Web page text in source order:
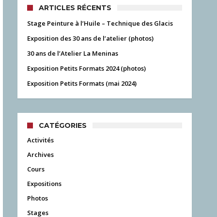
ARTICLES RÉCENTS
Stage Peinture à l’Huile – Technique des Glacis
Exposition des 30 ans de l’atelier (photos)
30 ans de l’Atelier La Meninas
Exposition Petits Formats 2024 (photos)
Exposition Petits Formats (mai 2024)
CATÉGORIES
Activités
Archives
Cours
Expositions
Photos
Stages